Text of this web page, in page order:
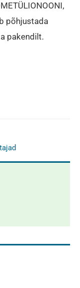
põhjustada
pakendilt.